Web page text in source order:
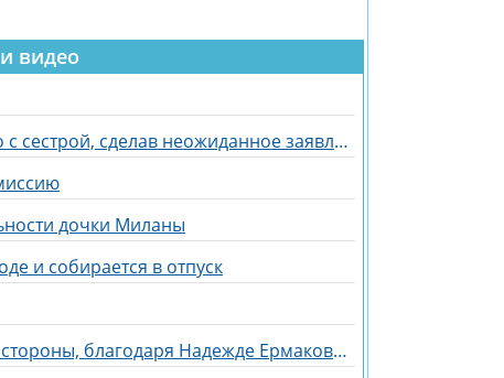
видео
Линочка Ли отреагировала на дуэт Дмитриенко с сестрой, сделав неожиданное заявление
дочки Миланы
и собирается в отпуск
У Артема Герасимова проявляются его худшие стороны, благодаря Надежде Ермаковой